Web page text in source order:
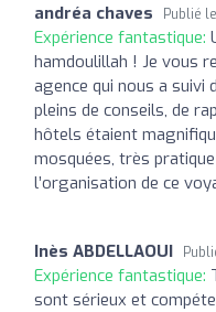
andréa chaves Publié le
Expérience fantastique:
hamdoulillah ! Je vous
agence qui nous a suivi
pleins de conseils, de
hôtels étaient
mosquées, très
l’organisation de ce
Inès ABDELLAOUI
Expérience fantastique:
sont sérieux et